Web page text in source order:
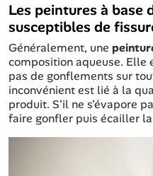
Les peintures à base
susceptibles de
Généralement, une
composition aqueuse. Elle
pas de gonflements sur
inconvénient est lié à la
produit. S'il ne s'évapore
faire gonfler puis écailler